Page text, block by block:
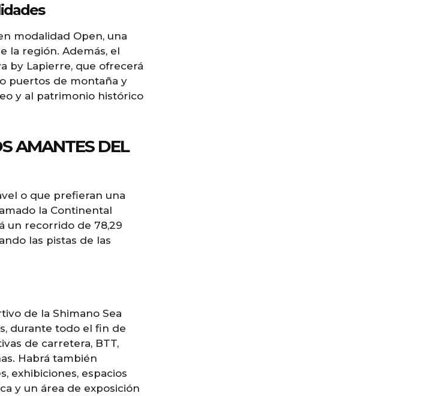
modalidad Open, una
la región. Además, el
by Lapierre, que ofrecerá
puertos de montaña y
y al patrimonio histórico
AMANTES DEL
o que prefieran una
la Continental
un recorrido de 78,29
las pistas de las
de la Shimano Sea
durante todo el fin de
de carretera, BTT,
Habrá también
exhibiciones, espacios
y un área de exposición